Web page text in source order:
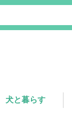
犬と暮らす